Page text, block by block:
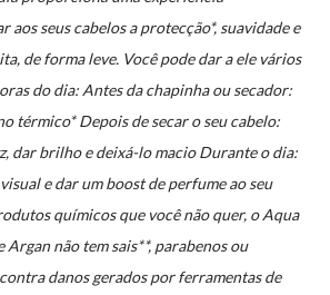
aos seus cabelos a protecção*, suavidade e
de forma leve. Você pode dar a ele vários
do dia: Antes da chapinha ou secador:
térmico* Depois de secar o seu cabelo:
dar brilho e deixá-lo macio Durante o dia:
e dar um boost de perfume ao seu
químicos que você não quer, o Aqua
Argan não tem sais**, parabenos ou
danos gerados por ferramentas de